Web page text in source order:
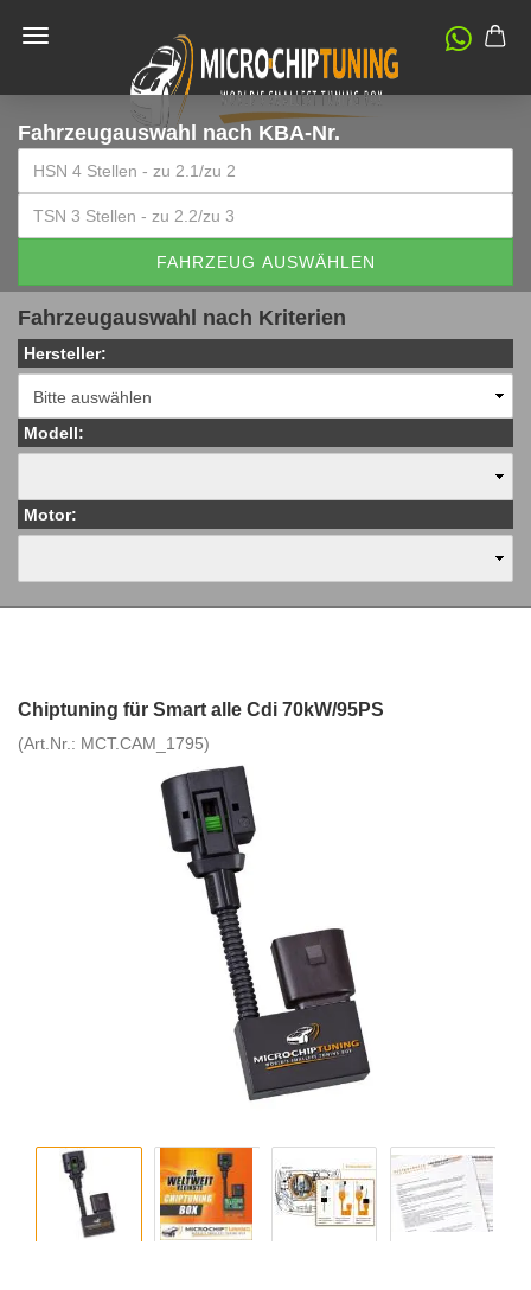
Fahrzeugauswahl nach KBA-Nr.
FAHRZEUG AUSWÄHLEN
Fahrzeugauswahl nach Kriterien
Hersteller:
Modell:
Motor:
Chiptuning für Smart alle Cdi 70kW/95PS
(Art.Nr.: MCT.CAM_1795)